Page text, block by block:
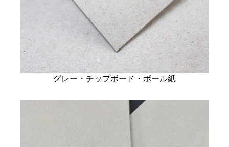
グレー・チップボード・ボール紙